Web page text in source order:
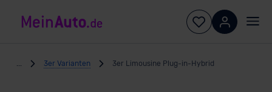
3er Varianten 3er Limousine Plug-in-Hybrid